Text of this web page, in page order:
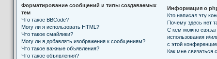
Форматирование сообщений и типы создаваемых
тем
Что такое BBCode?
Могу ли я использовать HTML?
Что такое смайлики?
Могу ли я добавлять изображения к сообщениям?
Что такое важные объявления?
Что такое объявления?
Информация о
Кто написал эту
Почему здесь нет
С кем можно
использования и/
с этой
Как мне связаться